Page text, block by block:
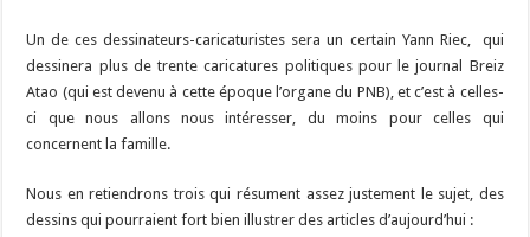
Un de ces dessinateurs-caricaturistes sera un certain Yann Riec, qui
dessinera plus de trente caricatures politiques pour le journal Breiz
Atao (qui est devenu à cette époque l’organe du PNB), et c’est à celles-
ci que nous allons nous intéresser, du moins pour celles qui
concernent la famille.
Nous en retiendrons trois qui résument assez justement le sujet, des
dessins qui pourraient fort bien illustrer des articles d’aujourd’hui :